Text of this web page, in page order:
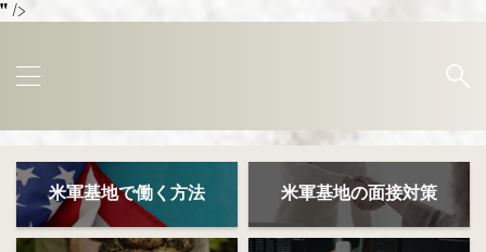
" />
米軍基地で働く方法 米軍基地の面接対策